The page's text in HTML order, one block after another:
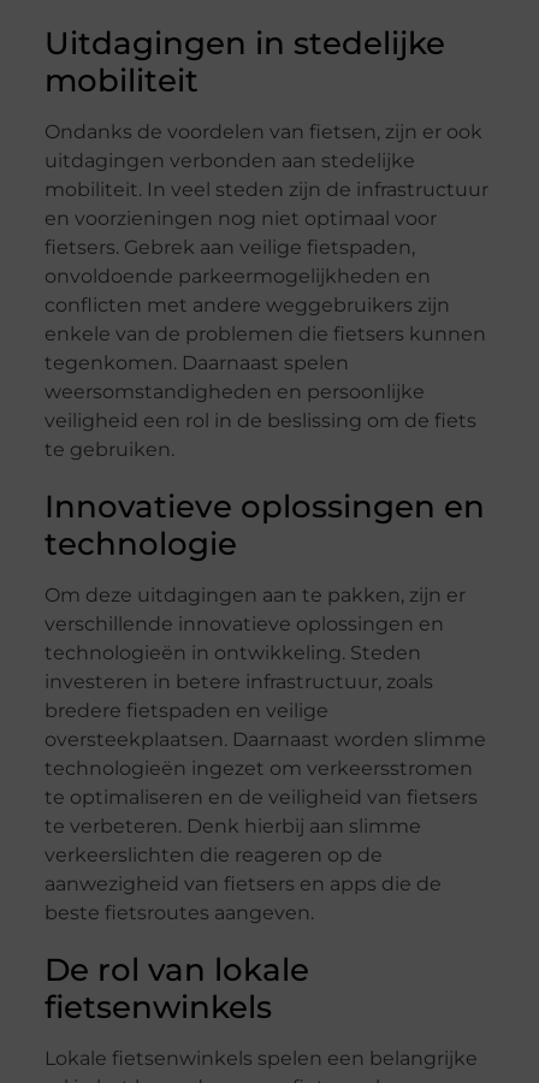
Uitdagingen in stedelijke
mobiliteit
Ondanks de voordelen van fietsen, zijn er ook
uitdagingen verbonden aan stedelijke
mobiliteit. In veel steden zijn de infrastructuur
en voorzieningen nog niet optimaal voor
fietsers. Gebrek aan veilige fietspaden,
onvoldoende parkeermogelijkheden en
conflicten met andere weggebruikers zijn
enkele van de problemen die fietsers kunnen
tegenkomen. Daarnaast spelen
weersomstandigheden en persoonlijke
veiligheid een rol in de beslissing om de fiets
te gebruiken.
Innovatieve oplossingen en
technologie
Om deze uitdagingen aan te pakken, zijn er
verschillende innovatieve oplossingen en
technologieën in ontwikkeling. Steden
investeren in betere infrastructuur, zoals
bredere fietspaden en veilige
oversteekplaatsen. Daarnaast worden slimme
technologieën ingezet om verkeersstromen
te optimaliseren en de veiligheid van fietsers
te verbeteren. Denk hierbij aan slimme
verkeerslichten die reageren op de
aanwezigheid van fietsers en apps die de
beste fietsroutes aangeven.
De rol van lokale
fietsenwinkels
Lokale fietsenwinkels spelen een belangrijke